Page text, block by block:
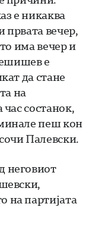
е никаква
првата вечер,
има вечер и
е
да стане
на
состанок,
пеш кон
Палевски.
неговиот
на партијата